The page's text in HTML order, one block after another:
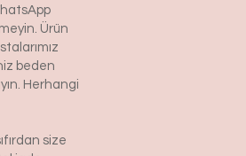
Ürün
beden
Herhangi
size